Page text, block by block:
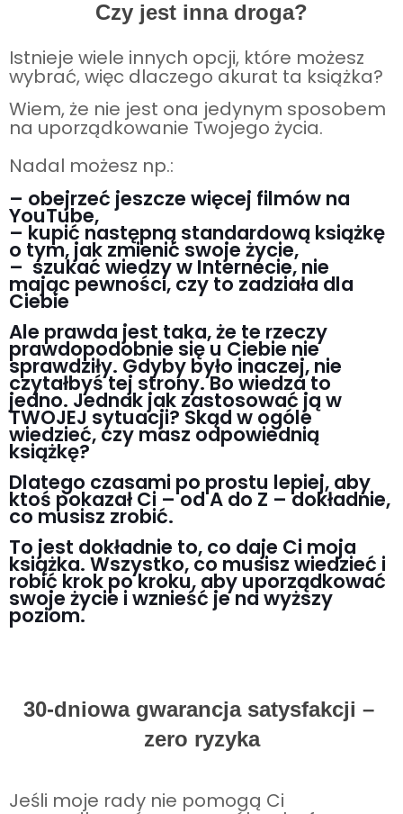
Czy jest inna droga?
Istnieje wiele innych opcji, które możesz
wybrać, więc dlaczego akurat ta książka?
Wiem, że nie jest ona jedynym sposobem
na uporządkowanie Twojego życia.
Nadal możesz np.:
– obejrzeć jeszcze więcej filmów na
YouTube,
– kupić następną standardową książkę
o tym, jak zmienić swoje życie,
– szukać wiedzy w Internecie, nie
mając pewności, czy to zadziała dla
Ciebie
Ale prawda jest taka, że te rzeczy
prawdopodobnie się u Ciebie nie
sprawdziły. Gdyby było inaczej, nie
czytałbyś tej strony. Bo wiedza to
jedno. Jednak jak zastosować ją w
TWOJEJ sytuacji? Skąd w ogóle
wiedzieć, czy masz odpowiednią
książkę?
Dlatego czasami po prostu lepiej, aby
ktoś pokazał Ci – od A do Z – dokładnie,
co musisz zrobić.
To jest dokładnie to, co daje Ci moja
książka. Wszystko, co musisz wiedzieć i
robić krok po kroku, aby uporządkować
swoje życie i wznieść je na wyższy
poziom.
30-dniowa gwarancja satysfakcji –
zero ryzyka
Jeśli moje rady nie pomogą Ci